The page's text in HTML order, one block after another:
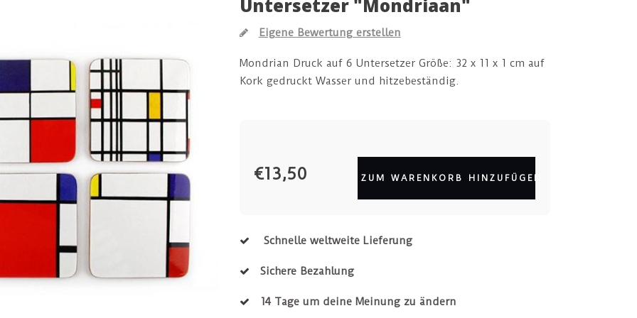
Untersetzer "Mondriaan"
Eigene Bewertung erstellen
Mondrian Druck auf 6 Untersetzer Größe: 32 x 11 x 1 cm auf
Kork gedruckt Wasser und hitzebeständig.
€13,50 ZUM WARENKORB HINZUFÜGEN
Schnelle weltweite Lieferung
Sichere Bezahlung
14 Tage um deine Meinung zu ändern